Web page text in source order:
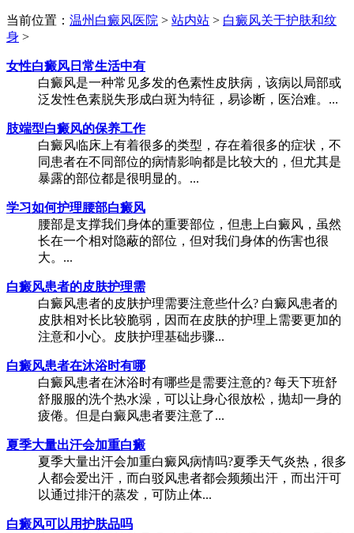
当前位置： 温州白癜风医院 > 站内站 > 白癜风关于护肤和纹
身 >
女性白癜风日常生活中有
白癜风是一种常见多发的色素性皮肤病，该病以局部或
泛发性色素脱失形成白斑为特征，易诊断，医治难。...
肢端型白癜风的保养工作
白癜风临床上有着很多的类型，存在着很多的症状，不
同患者在不同部位的病情影响都是比较大的，但尤其是
暴露的部位都是很明显的。...
学习如何护理腰部白癜风
腰部是支撑我们身体的重要部位，但患上白癜风，虽然
长在一个相对隐蔽的部位，但对我们身体的伤害也很
大。...
白癜风患者的皮肤护理需
白癜风患者的皮肤护理需要注意些什么? 白癜风患者的
皮肤相对长比较脆弱，因而在皮肤的护理上需要更加的
注意和小心。皮肤护理基础步骤...
白癜风患者在沐浴时有哪
白癜风患者在沐浴时有哪些是需要注意的? 每天下班舒
舒服服的洗个热水澡，可以让身心很放松，抛却一身的
疲倦。但是白癜风患者要注意了...
夏季大量出汗会加重白癜
夏季大量出汗会加重白癜风病情吗?夏季天气炎热，很多
人都会爱出汗，而白驳风患者都会频频出汗，而出汗可
以通过排汗的蒸发，可防止体...
白癜风可以用护肤品吗